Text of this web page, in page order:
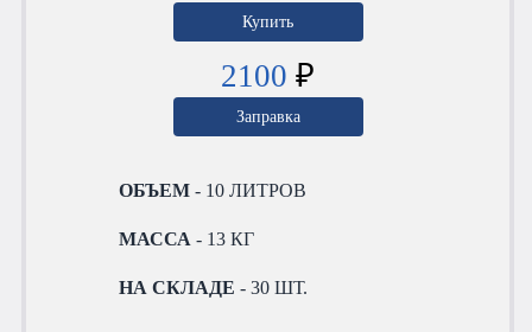
Купить
2100 ₽
Заправка
ОБЪЕМ - 10 ЛИТРОВ
МАССА - 13 КГ
НА СКЛАДЕ - 30 ШТ.